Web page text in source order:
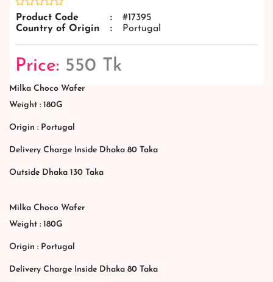
Product Code :
#17395
Country of Origin
: Portugal
Price: 550 Tk
Milka Choco Wafer
Weight : 180G
Origin : Portugal
Delivery Charge Inside Dhaka 80 Taka
Outside Dhaka 130 Taka
Milka Choco Wafer
Weight : 180G
Origin : Portugal
Delivery Charge Inside Dhaka 80 Taka